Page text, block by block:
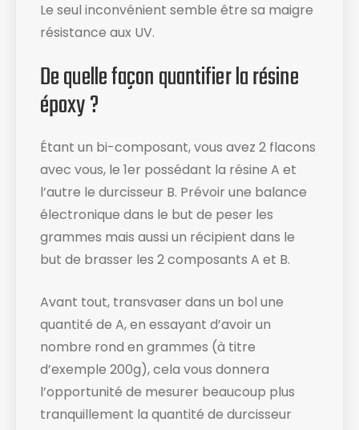
Le seul inconvénient semble être sa maigre
résistance aux UV.
De quelle façon quantifier la résine
époxy ?
Étant un bi-composant, vous avez 2 flacons
avec vous, le 1er possédant la résine A et
l’autre le durcisseur B. Prévoir une balance
électronique dans le but de peser les
grammes mais aussi un récipient dans le
but de brasser les 2 composants A et B.
Avant tout, transvaser dans un bol une
quantité de A, en essayant d’avoir un
nombre rond en grammes (à titre
d’exemple 200g), cela vous donnera
l’opportunité de mesurer beaucoup plus
tranquillement la quantité de durcisseur